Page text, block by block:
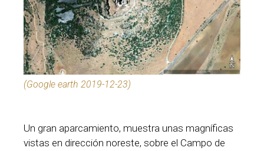
(Google earth 2019-12-23)
Un gran aparcamiento, muestra unas magníficas
vistas en dirección noreste, sobre el Campo de